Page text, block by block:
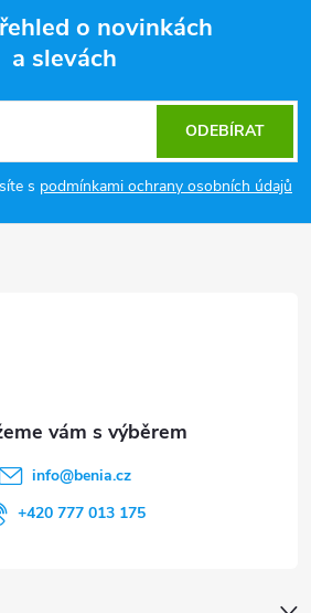
o novinkách
a slevách
s podmínkami ochrany osobních údajů
ODEBÍRAT
info@benia.cz
+420 777 013 175